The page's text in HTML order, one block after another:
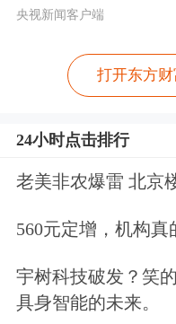
央视新闻客户端
打开东方
24小时点击排行
老美非农爆雷 北京
560元定增，机构
宇树科技破发？笑
具身智能的未来。